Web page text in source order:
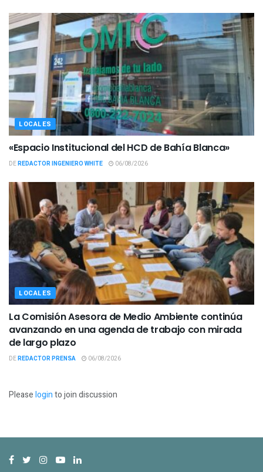
LOCALES
«Espacio Institucional del HCD de Bahía Blanca»
DEREDACTOR INGENIERO WHITE 06/08/2026
LOCALES
La Comisión Asesora de Medio Ambiente continúa
avanzando en una agenda de trabajo con mirada
de largo plazo
DEREDACTOR PRENSA 06/08/2026
Pleaseloginto join discussion